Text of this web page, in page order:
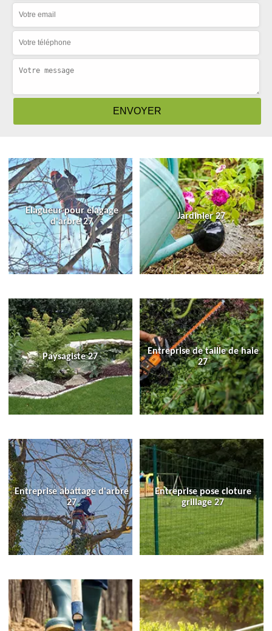
Elagueur pour élagage
d'arbre 27
Jardinier 27
Paysagiste 27
Entreprise de taille de haie
27
Entreprise abattage d'arbre
27
Entreprise pose cloture
grillage 27